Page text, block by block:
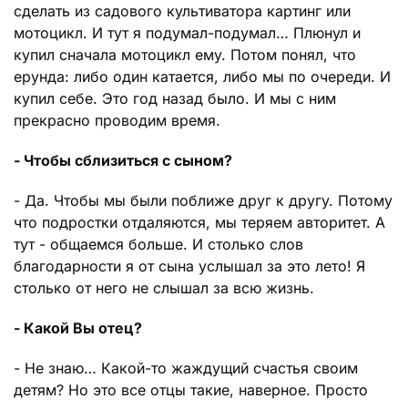
сделать из садового культиватора картинг или
мотоцикл. И тут я подумал-подумал… Плюнул и
купил сначала мотоцикл ему. Потом понял, что
ерунда: либо один катается, либо мы по очереди. И
купил себе. Это год назад было. И мы с ним
прекрасно проводим время.
- Чтобы сблизиться с сыном?
- Да. Чтобы мы были поближе друг к другу. Потому
что подростки отдаляются, мы теряем авторитет. А
тут - общаемся больше. И столько слов
благодарности я от сына услышал за это лето! Я
столько от него не слышал за всю жизнь.
- Какой Вы отец?
- Не знаю… Какой-то жаждущий счастья своим
детям? Но это все отцы такие, наверное. Просто